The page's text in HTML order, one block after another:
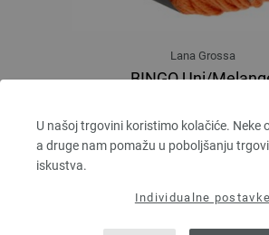
U našoj trgovini koristimo kolačiće. Neke
a druge nam pomažu u poboljšanju
iskustva.
Individualne postavke
Lana Grossa
BINGO Uni/
Dužina: otprilike 80 m /
Većina igle: 4,5 - 5,5
bez PDV-a, dodatno troškovi za dostavu,